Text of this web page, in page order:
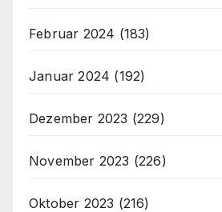
Februar 2024 (183)
Januar 2024 (192)
Dezember 2023 (229)
November 2023 (226)
Oktober 2023 (216)